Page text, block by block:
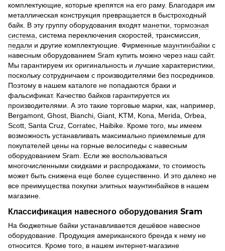
комплектующие, которые крепятся на его раму. Благодаря им
металлическая конструкция превращается в быстроходный
байк. В эту группу оборудования входят манетки тормозная
система , система переключения скоростей, трансмиссия,
педали и другие комплектующие. Фирменные маунтинбайки с
навесным оборудованием Sram купить можно через наш сайт.
Мы гарантируем их оригинальность и лучшие характеристики,
поскольку сотрудничаем с производителями без посредников.
Поэтому в нашем каталоге не попадаются браки и
фальсификат. Качество байков гарантируется их
производителями. А это такие торговые марки, как, например,
Bergamont, Ghost, Bianchi, Giant, KTM, Kona, Merida, Orbea,
Scott, Santa Cruz, Corratec, Haibike. Кроме того, мы имеем
возможность устанавливать максимально приемлемые для
покупателей цены на горные велосипеды с навесным
оборудованием Sram. Если же воспользоваться
многочисленными скидками и распродажами, то стоимость
может быть снижена еще более существенно. И это далеко не
все преимущества покупки элитных маунтинбайков в нашем
магазине.
Классификация навесного оборудования Sram
На бюджетные байки устанавливается дешёвое навесное
оборудование. Продукция американского бренда к нему не
относится. Кроме того, в нашем интернет-магазине